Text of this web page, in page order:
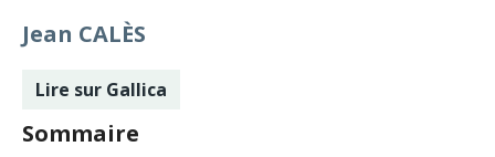
Jean CALÈS
Lire sur Gallica
Sommaire